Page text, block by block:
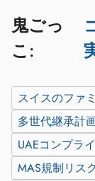
鬼ごっ
こ:
スイスのファ
多世代継承計
UAEコンプラ
MAS規制リス